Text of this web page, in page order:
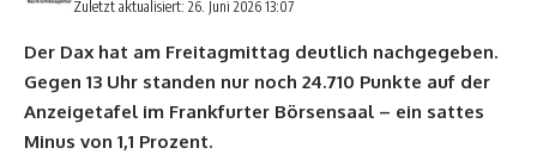
Zuletzt aktualisiert: 26. Juni 2026 13:07
Der Dax hat am Freitagmittag deutlich nachgegeben.
Gegen 13 Uhr standen nur noch 24.710 Punkte auf der
Anzeigetafel im Frankfurter Börsensaal – ein sattes
Minus von 1,1 Prozent.